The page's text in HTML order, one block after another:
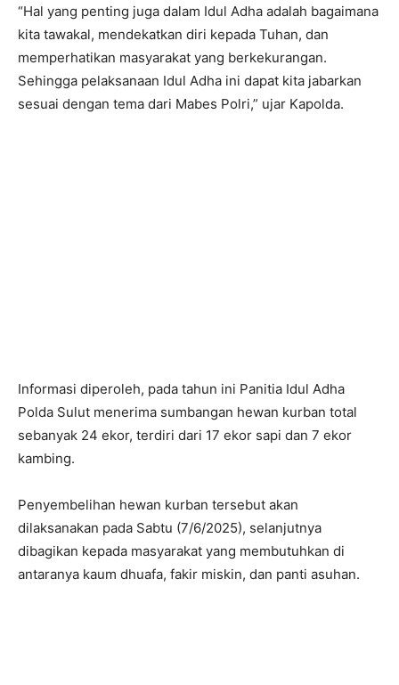
“Hal yang penting juga dalam Idul Adha adalah bagaimana
kita tawakal, mendekatkan diri kepada Tuhan, dan
memperhatikan masyarakat yang berkekurangan.
Sehingga pelaksanaan Idul Adha ini dapat kita jabarkan
sesuai dengan tema dari Mabes Polri,” ujar Kapolda.
Informasi diperoleh, pada tahun ini Panitia Idul Adha
Polda Sulut menerima sumbangan hewan kurban total
sebanyak 24 ekor, terdiri dari 17 ekor sapi dan 7 ekor
kambing.
Penyembelihan hewan kurban tersebut akan
dilaksanakan pada Sabtu (7/6/2025), selanjutnya
dibagikan kepada masyarakat yang membutuhkan di
antaranya kaum dhuafa, fakir miskin, dan panti asuhan.